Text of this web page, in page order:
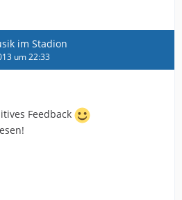
im Stadion
um 22:33
Feedback